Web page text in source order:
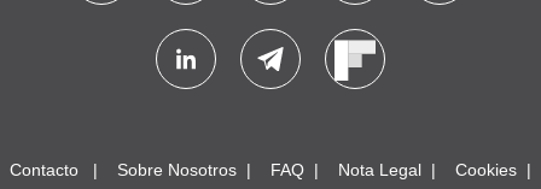
Contacto Sobre Nosotros FAQ Nota Legal Cookies